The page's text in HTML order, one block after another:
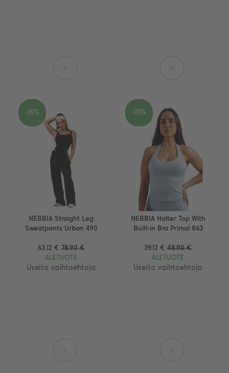
NEBBIA Straight Leg
Sweatpants Urban 490
63.12 € 78.90 €
ALETUOTE
Useita vaihtoehtoja
-20%
NEBBIA Halter Top With
Built-in Bra Primal 863
39.12 € 48.90 €
ALETUOTE
Useita vaihtoehtoja
-20%